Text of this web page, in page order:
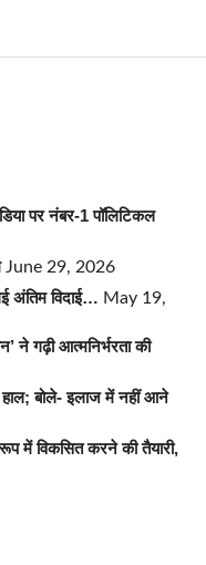
पर नंबर-1 पॉलिटिकल
June 29, 2026
अंतिम विदाई… May 19,
ने गढ़ी आत्मनिर्भरता की
हाल; बोले- इलाज में नहीं आने
में विकसित करने की तैयारी,